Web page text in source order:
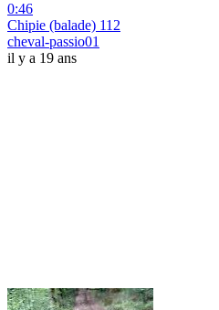
0:46
Chipie (balade) 112
cheval-passio01
il y a 19 ans